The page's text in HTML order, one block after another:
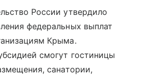
России утвердило
федеральных выплат
Крыма.
смогут гостиницы
санатории,